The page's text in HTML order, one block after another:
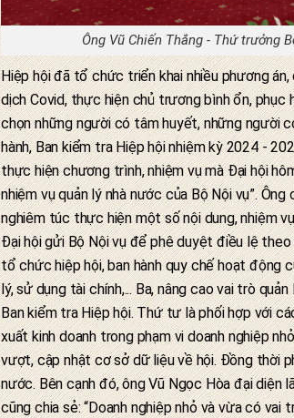
Ông Vũ Chiến Thắng - Thứ trưởng
Hiệp hội đã tổ chức triển khai nhiều phương
dịch Covid, thực hiện chủ trương bình ổn,
chọn những người có tâm huyết, những người
hành, Ban kiểm tra Hiệp hội nhiệm kỳ 2024 -
thực hiện chương trình, nhiệm vụ mà Đại hội
nhiệm vụ quản lý nhà nước của Bộ Nội vụ”.
nghiêm túc thực hiện một số nội dung, nhiệm
Đại hội gửi Bộ Nội vụ để phê duyệt điều lệ
tổ chức hiệp hội, ban hành quy chế hoạt động
lý, sử dụng tài chính,... Ba, nâng cao vai trò
Ban kiểm tra Hiệp hội. Thứ tư là phối hợp với
xuất kinh doanh trong phạm vi doanh nghiệp
vượt, cập nhật cơ sở dữ liệu về hội. Đồng thời
nước. Bên cạnh đó, ông Vũ Ngọc Hòa đại diện
cũng chia sẻ: “Doanh nghiệp nhỏ và vừa có